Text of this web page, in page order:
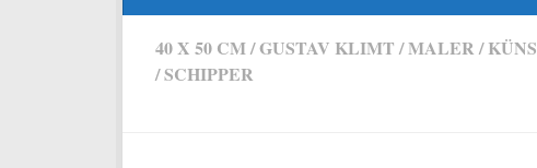
40 X 50 CM/GUSTAV KLIMT /MALER /
/SCHIPPER